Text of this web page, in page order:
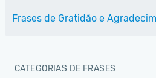
Frases de Gratidão e
CATEGORIAS DE FRASES